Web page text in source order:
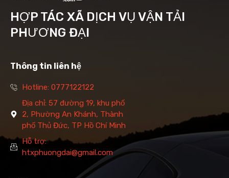
HỢP TÁC XÃ DỊCH VỤ VẬN TẢI
PHƯƠNG ĐẠI
Thông tin liên hệ
Hotline: 0777122122
Địa chỉ: 57 đường 19, khu phố
2, Phường An Khánh, Thành
phố Thủ Đức, TP Hồ Chí Minh
Hỗ trợ:
htxphuongdai@gmail.com